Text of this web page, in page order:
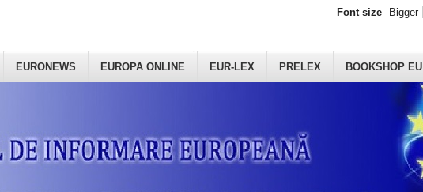
EURONEWS EUROPA ONLINE EUR-LEX PRELEX BOOKSHOP EU
Font size Bigger